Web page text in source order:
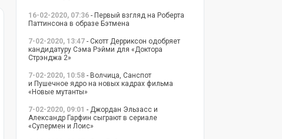
16-02-2020, 07:36 - Первый взгляд на Роберта
Паттинсона в образе Бэтмена
7-02-2020, 13:47 - Скотт Дерриксон одобряет
кандидатуру Сэма Рэйми для «Доктора
Стрэнджа 2»
7-02-2020, 10:58 - Волчица, Санспот
и Пушечное ядро на новых кадрах фильма
«Новые мутанты»
7-02-2020, 09:01 - Джордан Эльзасс и
Александр Гарфин сыграют в сериале
«Супермен и Лоис»